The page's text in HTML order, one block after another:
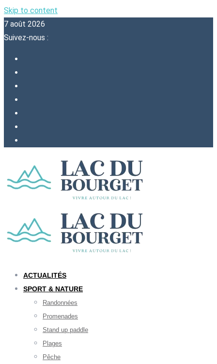
Skip to content
7 août 2026
Suivez-nous :
ACTUALITÉS
SPORT & NATURE
Randonnées
Promenades
Stand up paddle
Plages
Pêche